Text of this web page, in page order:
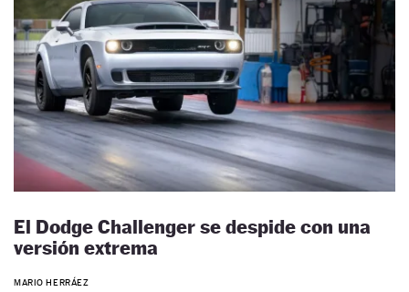
El Dodge Challenger se despide con una
versión extrema
MARIO HERRÁEZ